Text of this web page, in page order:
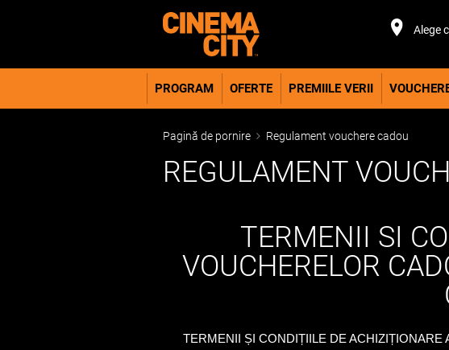
Alege
PROGRAM OFERTE PREMIILE VERII
Pagină de pornire Regulament vouchere cadou
REGULAMENT
TERMENII SI
VOUCHERELOR
TERMENII ȘI CONDIȚIILE DE ACHIZIȚIONARE